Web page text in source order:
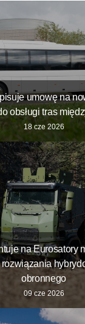
umowę na
obsługi tras
18 cze 2026
na Eurosatory
obronnego
09 cze 2026